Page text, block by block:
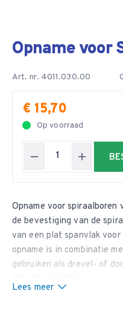
Opname voor
Art. nr. 4011.030.00
€ 15,70
Op voorraad
Opname voor
de bevestiging van de
van een plat spanvlak voor
opname is in combinatie
gebruiken als drevel- of
Lees meer